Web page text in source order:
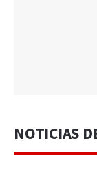
NOTICIAS